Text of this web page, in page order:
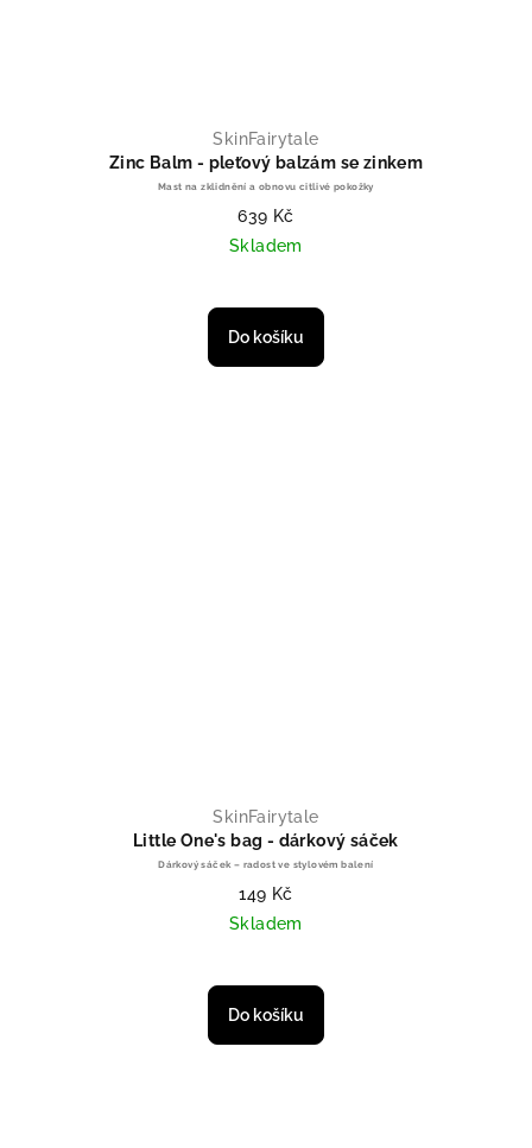
SkinFairytale
Zinc Balm - pleťový balzám se zinkem
Mast na zklidnění a obnovu citlivé pokožky
639 Kč
Skladem
Do košíku
SkinFairytale
Little One's bag - dárkový sáček
Dárkový sáček – radost ve stylovém balení
149 Kč
Skladem
Do košíku